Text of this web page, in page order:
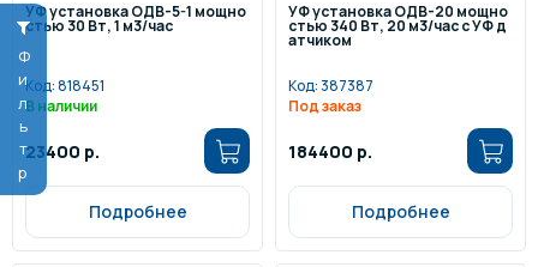
Фильтр
УФ установка ОДВ-5-1 мощно
стью 30 Вт, 1 м3/час
Код:818451
В наличии
23400 р.
Подробнее
УФ установка ОДВ-20 мощно
стью 340 Вт, 20 м3/час с УФ д
атчиком
Код:387387
Под заказ
184400 р.
Подробнее